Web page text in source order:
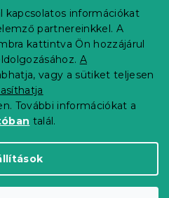
kapcsolatos információkat
partnereinkkel. A
kattintva Ön hozzájárul
A
vagy a sütiket teljesen
További információkat a
talál.
otthon. Minden jog